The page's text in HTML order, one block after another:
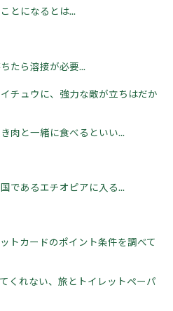
とになるとは...
たら溶接が必要...
チュウに、強力な敵が立ちはだか
肉と一緒に食べるといい...
であるエチオピアに入る...
トカードのポイント条件を調べて
くれない、旅とトイレットペーパ